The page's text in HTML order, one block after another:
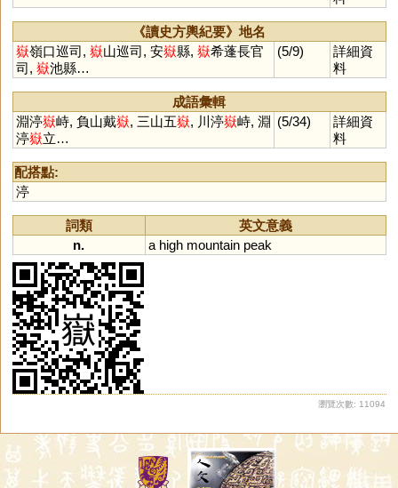
《讀史方輿紀要》地名
嶽嶺口巡司, 嶽山巡司, 安嶽縣, 嶽希蓬長官
司, 嶽池縣…
(5/9)
詳細資
料
成語彙輯
淵渟嶽峙, 負山戴嶽, 三山五嶽, 川渟嶽峙, 淵
渟嶽立…
(5/34)
詳細資
料
配搭點:
渟
詞類
英文意義
n.
a high mountain peak
瀏覽次數: 11094